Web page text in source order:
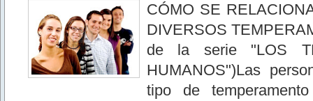
CÓMO SE
DIVERSOS
de la serie "LOS
HUMANOS")Las
tipo de